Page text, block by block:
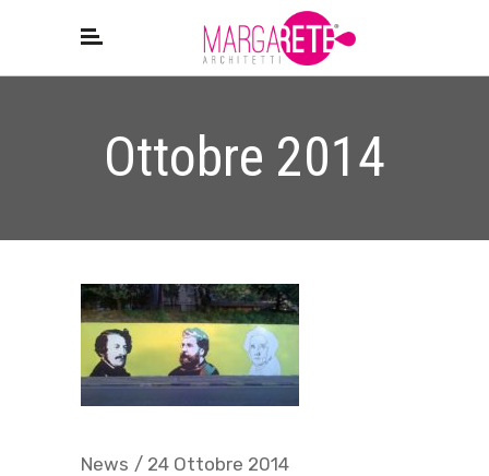
Ottobre 2014
News 24 Ottobre 2014